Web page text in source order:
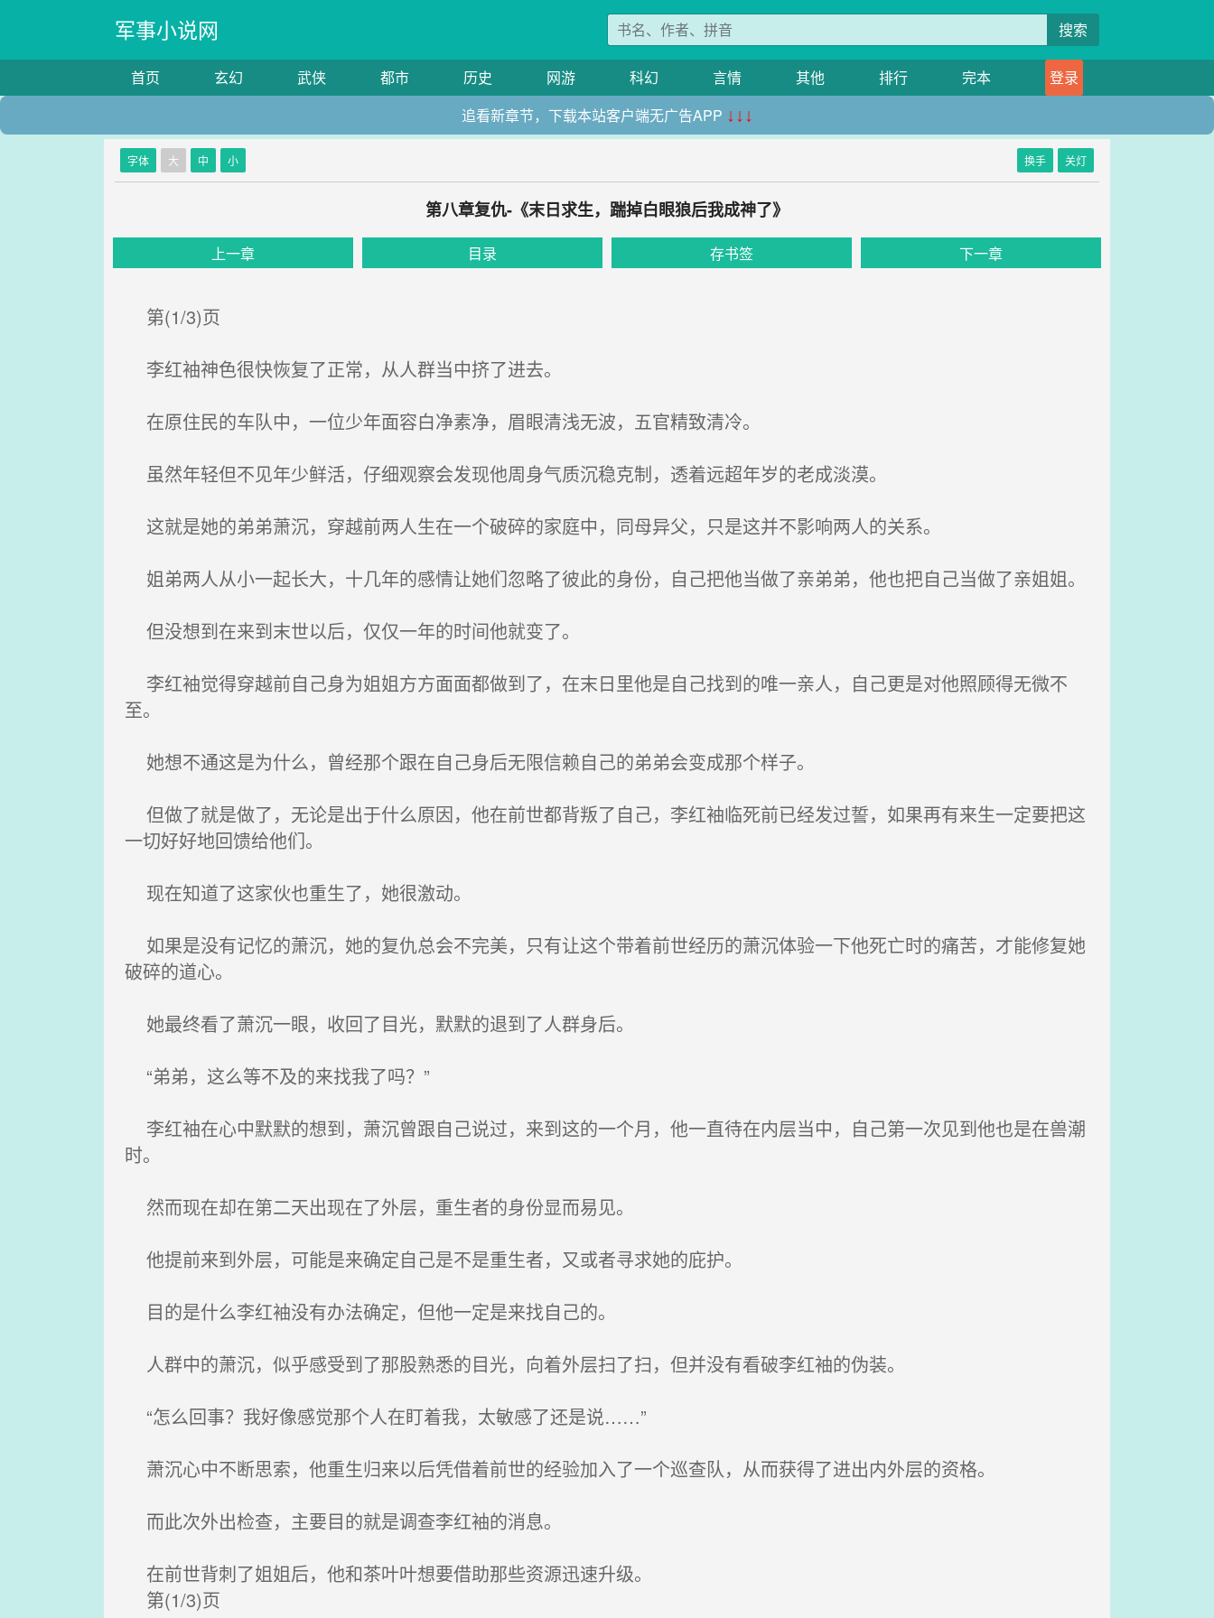
军事小说网 搜索
首页 玄幻 武侠 都市 历史 网游 科幻 言情 其他 排行 完本
登录
追看新章节，下载本站客户端无广告APP ↓↓↓
字体 大 中 小 换手 关灯
第八章复仇-《末日求生，踹掉白眼狼后我成神了》
上一章 目录 存书签 下一章
第(1/3)页
李红袖神色很快恢复了正常，从人群当中挤了进去。
在原住民的车队中，一位少年面容白净素净，眉眼清浅无波，五官精致清冷。
虽然年轻但不见年少鲜活，仔细观察会发现他周身气质沉稳克制，透着远超年岁的老成淡漠。
这就是她的弟弟萧沉，穿越前两人生在一个破碎的家庭中，同母异父，只是这并不影响两人的关系。
姐弟两人从小一起长大，十几年的感情让她们忽略了彼此的身份，自己把他当做了亲弟弟，他也把自己当做了亲姐姐。
但没想到在来到末世以后，仅仅一年的时间他就变了。
李红袖觉得穿越前自己身为姐姐方方面面都做到了，在末日里他是自己找到的唯一亲人，自己更是对他照顾得无微不
至。
她想不通这是为什么，曾经那个跟在自己身后无限信赖自己的弟弟会变成那个样子。
但做了就是做了，无论是出于什么原因，他在前世都背叛了自己，李红袖临死前已经发过誓，如果再有来生一定要把这
一切好好地回馈给他们。
现在知道了这家伙也重生了，她很激动。
如果是没有记忆的萧沉，她的复仇总会不完美，只有让这个带着前世经历的萧沉体验一下他死亡时的痛苦，才能修复她
破碎的道心。
她最终看了萧沉一眼，收回了目光，默默的退到了人群身后。
“弟弟，这么等不及的来找我了吗？”
李红袖在心中默默的想到，萧沉曾跟自己说过，来到这的一个月，他一直待在内层当中，自己第一次见到他也是在兽潮
时。
然而现在却在第二天出现在了外层，重生者的身份显而易见。
他提前来到外层，可能是来确定自己是不是重生者，又或者寻求她的庇护。
目的是什么李红袖没有办法确定，但他一定是来找自己的。
人群中的萧沉，似乎感受到了那股熟悉的目光，向着外层扫了扫，但并没有看破李红袖的伪装。
“怎么回事？我好像感觉那个人在盯着我，太敏感了还是说……”
萧沉心中不断思索，他重生归来以后凭借着前世的经验加入了一个巡查队，从而获得了进出内外层的资格。
而此次外出检查，主要目的就是调查李红袖的消息。
在前世背刺了姐姐后，他和茶叶叶想要借助那些资源迅速升级。
第(1/3)页